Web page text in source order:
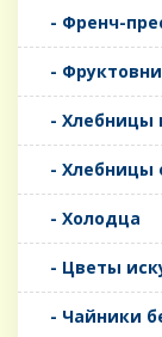
- Френч-
-
- Хлебницы
- Хлебницы
- Холодца
- Цветы
- Чайники